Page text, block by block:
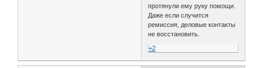
протянули ему руку помощи.
Даже если случится
ремиссия, деловые контакты
не восстановить.
+2